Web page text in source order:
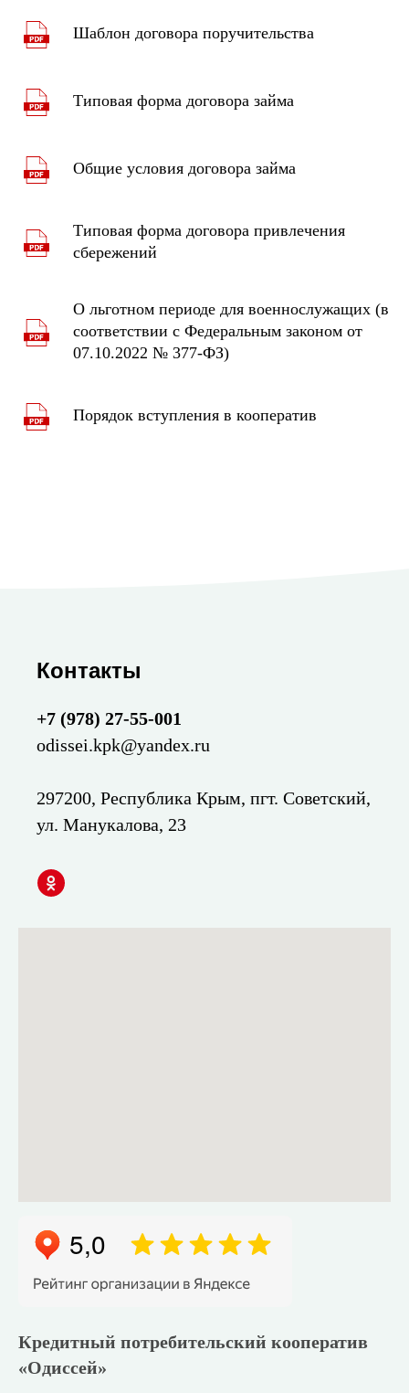
Шаблон договора поручительства
Типовая форма договора займа
Общие условия договора займа
Типовая форма договора привлечения
сбережений
О льготном периоде для военнослужащих (в
соответствии с Федеральным законом от
07.10.2022 № 377-ФЗ)
Порядок вступления в кооператив
Контакты
+7 (978) 27-55-001
odissei.kpk@yandex.ru
297200, Республика Крым, пгт. Советский,
ул. Манукалова, 23
Кредитный потребительский кооператив
«Одиссей»